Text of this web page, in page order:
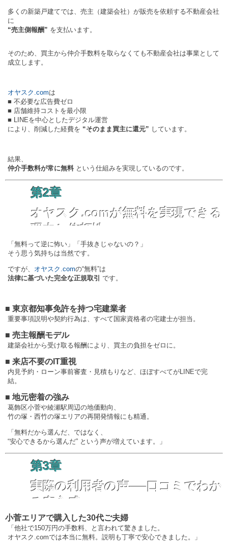
多くの新築戸建てでは、売主（建築会社）が販売を依頼する不動産会社
に
“売主側報酬” を支払います。
そのため、買主から仲介手数料を取らなくても不動産会社は事業として
成立します。
オヤスク.comは
■ 不必要な広告費ゼロ
■ 店舗維持コストを最小限
■ LINEを中心としたデジタル運営
により、削減した経費を “そのまま買主に還元” しています。
結果、
仲介手数料が常に無料という仕組みを実現しているのです。
第2章
オヤスク.comが無料を実現できる
理由と信頼性
「無料って逆に怖い」「手抜きじゃないの？」
そう思う気持ちは当然です。
ですが、 オヤスク.comの“無料”は
法律に基づいた完全な正規取引 です。
■ 東京都知事免許を持つ宅建業者
重要事項説明や契約行為は、すべて国家資格者の宅建士が担当。
■ 売主報酬モデル
建築会社から受け取る報酬により、買主の負担をゼロに。
■ 来店不要のIT重視
内見予約・ローン事前審査・見積もりなど、ほぼすべてがLINEで完
結。
■ 地元密着の強み
葛飾区小菅や綾瀬駅周辺の地価動向、
竹の塚・西竹の塚エリアの再開発情報にも精通。
「無料だから選んだ、ではなく、
“安心できるから選んだ” という声が増えています。」
第3章
実際の利用者の声──口コミでわか
る安心感
小菅エリアで購入した30代ご夫婦
「他社で150万円の手数料、と言われて驚きました。
オヤスク.comでは本当に無料。説明も丁寧で安心できました。」